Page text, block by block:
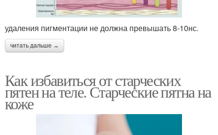
удаления пигментации не должна превышать 8-10нс.
читать дальше →
Как избавиться от старческих
пятен на теле. Старческие пятна на
коже